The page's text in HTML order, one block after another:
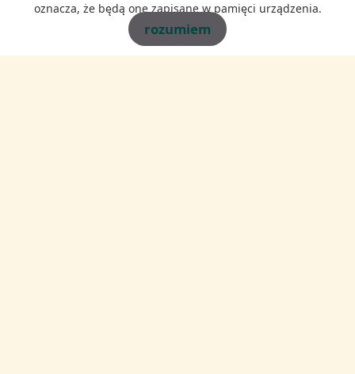
Wyrażam zgodę na przetwarzanie podanych przeze mnie danych
osobowych. Administratorem danych jest WAWEL-DOM
NIERUCHOMOŚCI oraz Robert Ira, ul. Borkowska 25c/37, 30-438
oznacza, że będą one zapisane w pamięci urządzenia.
rozumiem